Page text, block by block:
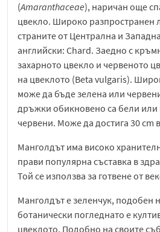
(Amaranthaceae), наричан още
цвекло. Широко разпространен
страните от Централна и
английски: Chard. Заедно с
захарното цвекло и червеното
на цвеклото (Beta vulgaris).
може да бъде зелена или
дръжки обикновено са бели
червени. Може да достига 30 cm
Манголдът има високо
прави популярна съставка в
Той се използва за готвене от
Манголдът е зеленчук, подобен
ботанически погледнато е
цвеклото. Подобно на своите